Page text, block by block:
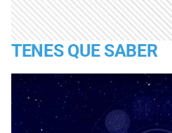
TENES QUE SABER